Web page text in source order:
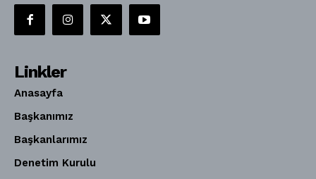
Linkler
Anasayfa
Başkanımız
Başkanlarımız
Denetim Kurulu